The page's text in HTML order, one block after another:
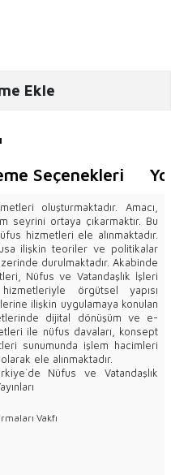
Ekle
Seçenekleri
oluşturmaktadır. Amacı,
seyrini ortaya çıkarmaktır. Bu
hizmetleri ele alınmaktadır.
ilişkin teoriler ve politikalar
durulmaktadır. Akabinde
Nüfus ve Vatandaşlık İşleri
örgütsel yapısı
ilişkin uygulamaya konulan
dijital dönüşüm ve e-
ile nüfus davaları, konsept
sunumunda işlem hacimleri
ele alınmaktadır.
Nüfus ve Vatandaşlık
Vakfı